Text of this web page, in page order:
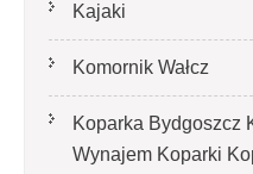
Kajaki
Komornik Wałcz
Koparka Bydgoszcz
Wynajem Koparki